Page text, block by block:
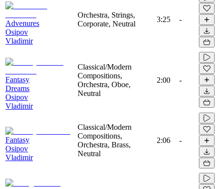
Advenures
Osipov
Vladimir
Orchestra, Strings,
Corporate, Neutral
3:25 -
Fantasy
Dreams
Osipov
Vladimir
Classical/Modern
Compositions,
Orchestra, Oboe,
Neutral
2:00 -
Fantasy
Osipov
Vladimir
Classical/Modern
Compositions,
Orchestra, Brass,
Neutral
2:06 -